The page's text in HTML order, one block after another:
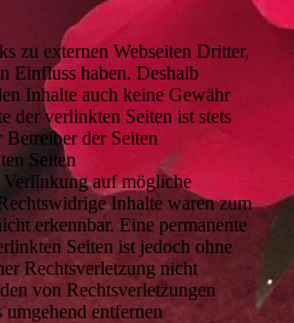
zu externen Webseiten Dritter,
Einfluss haben. Deshalb
Inhalte auch keine Gewähr
der verlinkten Seiten ist stets
der Seiten
Seiten
auf mögliche
Inhalte waren zum
erkennbar. Eine permanente
Seiten ist jedoch ohne
Rechtsverletzung nicht
von Rechtsverletzungen
entfernen